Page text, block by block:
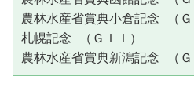
農林水産省賞典小倉記念
札幌記念 （ＧＩＩ）